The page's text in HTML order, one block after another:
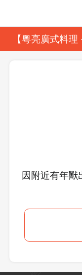
【粵亮廣式料
8
因附近有年獸